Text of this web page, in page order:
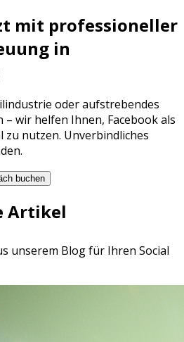
mit professioneller
in
oder aufstrebendes
– wir helfen Ihnen, Facebookals
zu nutzen. Unverbindliches
buchen
Artikel
unserem Blog für Ihren Social